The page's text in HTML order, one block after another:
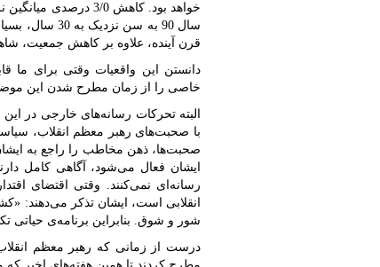
سال 90 به سن
قرن آینده، علاوه بر کاهش جمعیت،
دانستن این واقعیات وقتی برای ما
خاصی را از زمان مطرح شدن این
البته تحرکات رسانه‌های خارجی در
با صحبت‌های رهبر معظم انقلاب،
صحبت‌ها، ذهن مخاطب را راجع به
ایشان فعال می‌شود، آگاهی کامل
رسانه‌ای نمی‌کنند. وقتی اقتضای
انقلابی است، ایشان تذکر می‌دهند:
شور و شوق. بنابراین برنامه‌ی حیاتی
درست از زمانی که رهبر معظم